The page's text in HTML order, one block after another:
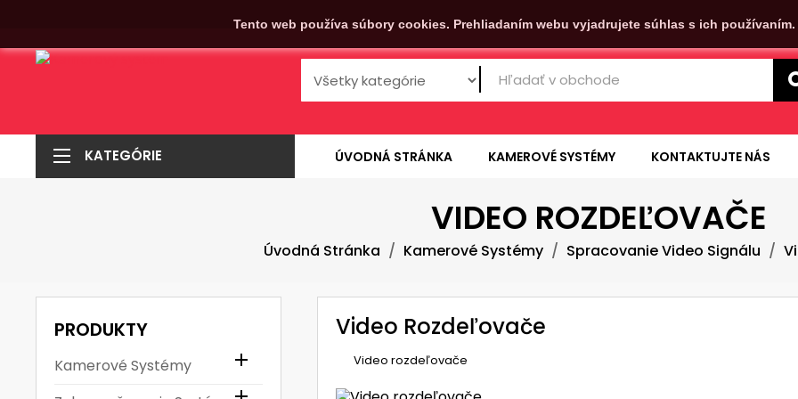
Tento web používa súbory cookies. Prehliadaním webu vyjadrujete súhlas s ich používaním.
ÚVODNÁ STRÁNKA KAMEROVÉ SYSTÉMY KONTAKTUJTE NÁS
KATEGÓRIE
VIDEO ROZDEĽOVAČE
Úvodná Stránka Kamerové Systémy Spracovanie Video Signálu
PRODUKTY
Kamerové Systémy 
Video Rozdeľovače
Video rozdeľovače